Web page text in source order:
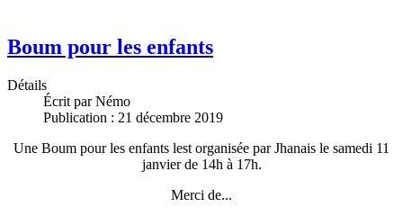
Boum pour les enfants
Détails
Écrit parNémo
Publication : 21 décembre 2019
Une Boum pour les enfants lest organisée par Jhanais le samedi 11
janvier de 14h à 17h.
Merci de...